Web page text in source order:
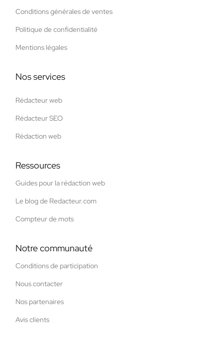
Conditions générales de ventes
Politique de confidentialité
Mentions légales
Nos services
Rédacteur web
Rédacteur SEO
Rédaction web
Ressources
Guides pour la rédaction web
Le blog de Redacteur.com
Compteur de mots
Notre communauté
Conditions de participation
Nous contacter
Nos partenaires
Avis clients